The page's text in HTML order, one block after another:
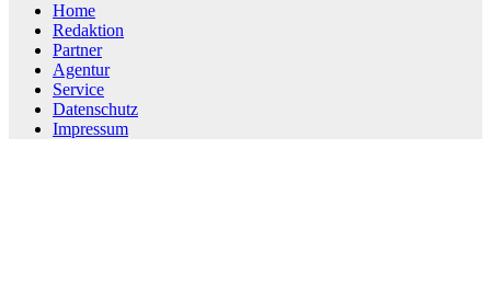
Home
Redaktion
Partner
Agentur
Service
Datenschutz
Impressum